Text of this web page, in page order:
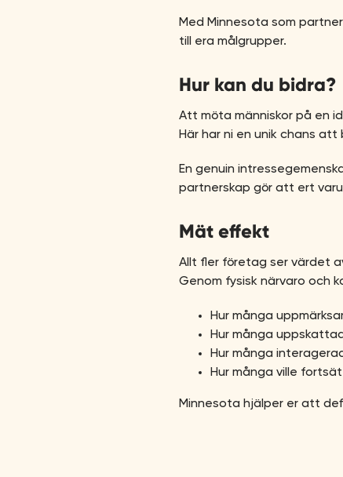
Med Minnesota som
till era målgrupper.
Hur kan du bidra?
Att möta människor på en
Här har ni en unik chans
En genuin
partnerskap gör att ert
Mät effekt
Allt fler företag ser värdet
Genom fysisk närvaro och
Hur många
Hur många
Hur många
Hur många ville
Minnesota hjälper er att